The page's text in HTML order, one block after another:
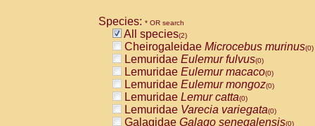
Atelidae Alouatta seniculus
AtelidaeAlouatta
AtelidaeAteles belzebuth(0)
AtelidaeAteles geoffroyi(0)
AtelidaeAteles paniscus(0)
AtelidaeAtelesspp. (0)
AtelidaeLagothrix lagothricha
AtelidaeLagothrix lagothricha cana
PitheciidaeCacajao calvus
Species: * OR search
All species(2)
Cheirogaleidae Microcebus murinus(0)
Lemuridae Eulemur fulvus(0)
Lemuridae Eulemur macaco(0)
Lemuridae Eulemur mongoz(0)
Lemuridae Lemur catta(0)
Lemuridae Varecia variegata(0)
Galagidae Galago senegalensis(0)